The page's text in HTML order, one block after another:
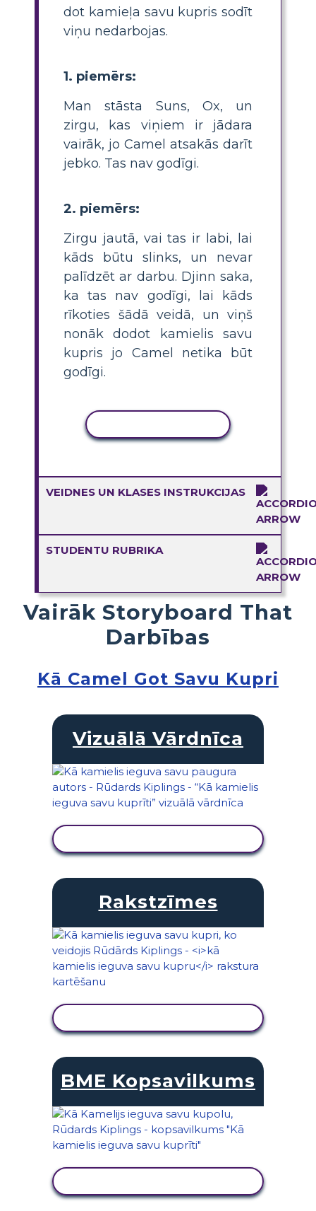
dot kamieļa savu kupris sodīt
viņu nedarbojas.
1. piemērs:
Man stāsta Suns, Ox, un
zirgu, kas viņiem ir jādara
vairāk, jo Camel atsakās darīt
jebko. Tas nav godīgi.
2. piemērs:
Zirgu jautā, vai tas ir labi, lai
kāds būtu slinks, un nevar
palīdzēt ar darbu. Djinn saka,
ka tas nav godīgi, lai kāds
rīkoties šādā veidā, un viņš
nonāk dodot kamielis savu
kupris jo Camel netika būt
godīgi.
VEIDNES UN KLASES INSTRUKCIJAS
STUDENTU RUBRIKA
Vairāk Storyboard That
Darbības
Kā Camel Got Savu Kupri
Vizuālā Vārdnīca
Rakstzīmes
BME Kopsavilkums